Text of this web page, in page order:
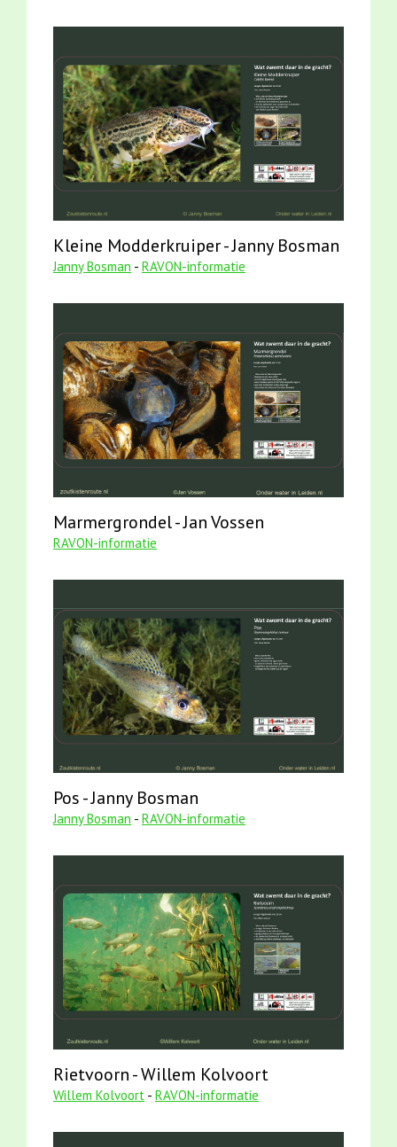
Kleine Modderkruiper - Janny Bosman
Janny Bosman - RAVON-informatie
Marmergrondel - Jan Vossen
RAVON-informatie
Pos - Janny Bosman
Janny Bosman - RAVON-informatie
Rietvoorn - Willem Kolvoort
Willem Kolvoort - RAVON-informatie